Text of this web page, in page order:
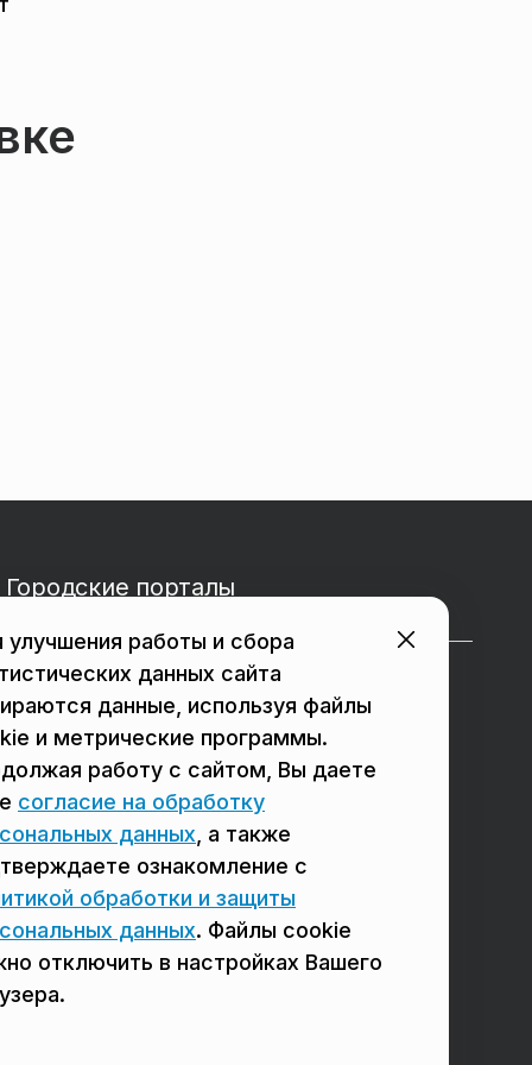
Городские порталы
в Реутове в Балашихе
в Сергиевом Посаде в Люберцах
в Домодедово в Щёлково
улучшения работы и сбора
данных сайта
данные, используя файлы
и метрические программы.
работу с сайтом, Вы даете
согласие на обработку
данных , а также
ознакомление с
обработки и защиты
данных. Файлы cookie
отключить в настройках Вашего